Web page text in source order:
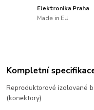
Elektronika Praha
Made in EU
Kompletní
Reproduktorové izolované
(konektory)